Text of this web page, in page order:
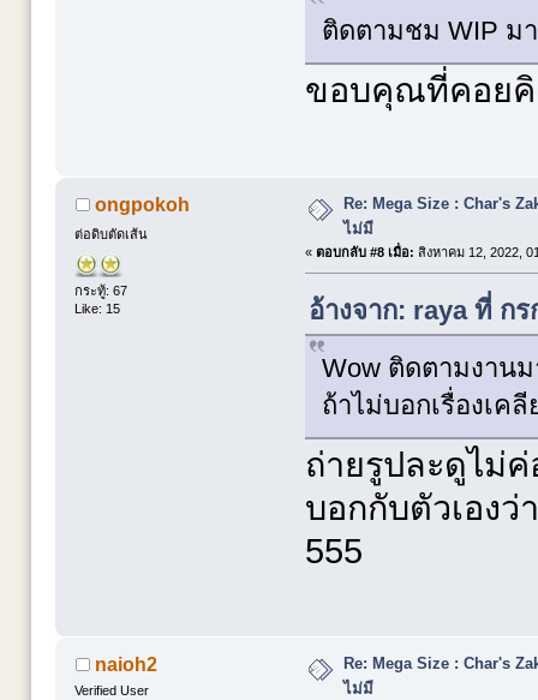
ติดตามชม WIP ม
ขอบคุณที่คอยคิ
ongpokoh
ต่อดิบตัดเส้น
กระทู้: 67
Like: 15
Re: Mega Size : Char's
ไม่มี
« ตอบกลับ #8 เมื่อ: สิงหาคม 12, 2022,
อ้างจาก: raya ที่ ก
Wow ติดตามงาน
ถ้าไม่บอกเรื่องเค
ถ่ายรูปละดูไม่
บอกกับตัวเองว่
555
naioh2
Verified User
Re: Mega Size : Char's
ไม่มี